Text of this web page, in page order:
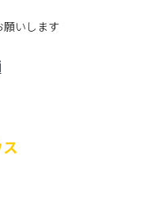
願いします